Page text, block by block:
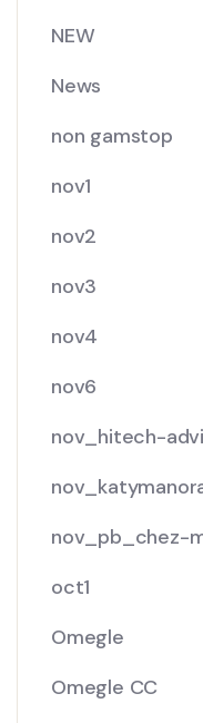
NEW
News
non gamstop
nov1
nov2
nov3
nov4
nov6
nov_hitech-
nov_pb_chez-
oct1
Omegle
Omegle CC